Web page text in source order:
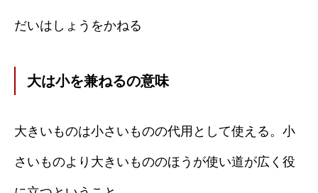
だいはしょうをかねる
大は小を兼ねるの意味
大きいものは小さいものの代用として使える。小
さいものより大きいもののほうが使い道が広く役